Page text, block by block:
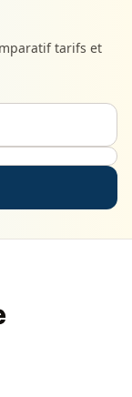
tarifs et